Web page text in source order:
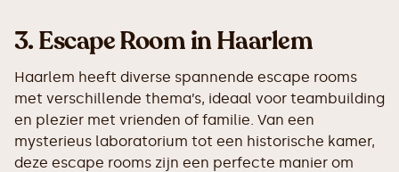
3.Escape Room in Haarlem
Haarlem heeft diverse spannende escape rooms
met verschillende thema’s, ideaal voor teambuilding
en plezier met vrienden of familie. Van een
mysterieus laboratorium tot een historische kamer,
deze escape rooms zijn een perfecte manier om